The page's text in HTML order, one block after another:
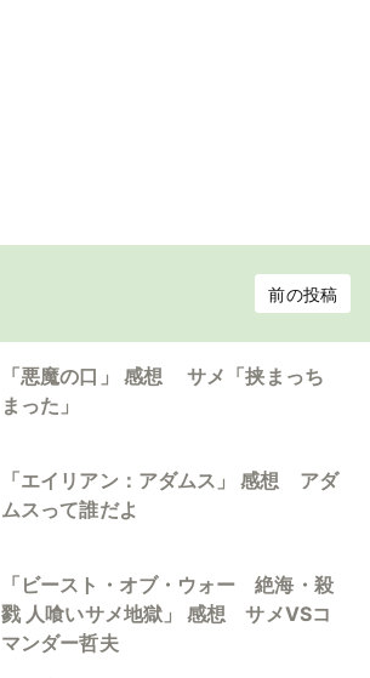
前の投稿
「悪魔の口」 感想 サメ「挟まっち
まった」
「エイリアン：アダムス」 感想 アダ
ムスって誰だよ
「ビースト・オブ・ウォー 絶海・殺
戮 人喰いサメ地獄」 感想 サメVSコ
マンダー哲夫